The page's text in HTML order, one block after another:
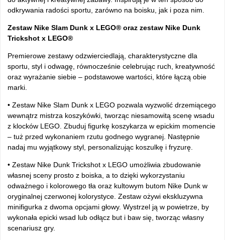
odkrywania radości sportu, zarówno na boisku, jak i poza nim.
Zestaw Nike Slam Dunk x LEGO® oraz zestaw Nike Dunk
Trickshot x LEGO®
Premierowe zestawy odzwierciedlają, charakterystyczne dla
sportu, styl i odwagę, równocześnie celebrując ruch, kreatywność
oraz wyrażanie siebie – podstawowe wartości, które łączą obie
marki.
• Zestaw Nike Slam Dunk x LEGO pozwala wyzwolić drzemiącego
wewnątrz mistrza koszykówki, tworząc niesamowitą scenę wsadu
z klocków LEGO. Zbuduj figurkę koszykarza w epickim momencie
– tuż przed wykonaniem rzutu godnego wygranej. Następnie
nadaj mu wyjątkowy styl, personalizując koszulkę i fryzurę.
• Zestaw Nike Dunk Trickshot x LEGO umożliwia zbudowanie
własnej sceny prosto z boiska, a to dzięki wykorzystaniu
odważnego i kolorowego tła oraz kultowym butom Nike Dunk w
oryginalnej czerwonej kolorystyce. Zestaw ożywi ekskluzywna
minifigurka z dwoma opcjami głowy. Wystrzel ją w powietrze, by
wykonała epicki wsad lub odłącz but i baw się, tworząc własny
scenariusz gry.